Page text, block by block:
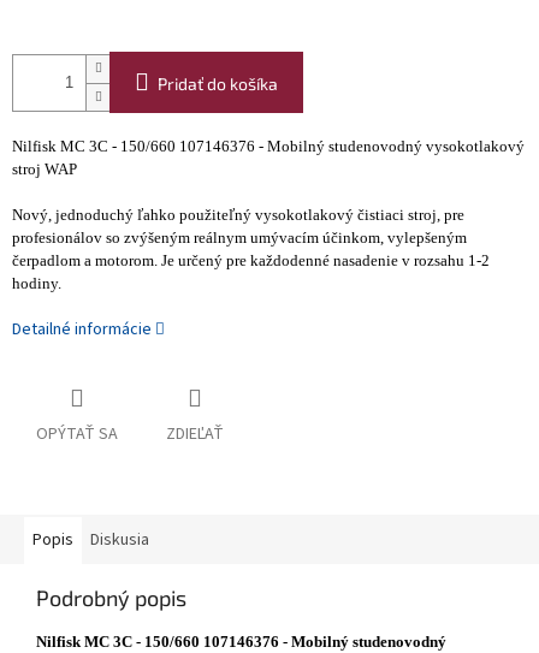
Pridať do košíka
Nilfisk MC 3C - 150/660 107146376 - Mobilný studenovodný vysokotlakový
stroj WAP
Nový, jednoduchý ľahko použiteľný vysokotlakový čistiaci stroj, pre
profesionálov so zvýšeným reálnym umývacím účinkom, vylepšeným
čerpadlom a motorom. Je určený pre každodenné nasadenie v rozsahu 1-2
hodiny.
Detailné informácie
OPÝTAŤ SA ZDIEĽAŤ
Popis Diskusia
Podrobný popis
Nilfisk MC 3C - 150/660 107146376 - Mobilný studenovodný